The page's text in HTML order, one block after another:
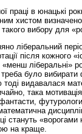
праці в юнацькі
хистом
вибору для
ліберальний
після кожного
ліберальні»
було вибирати
тоді видавалася
така
стануть
на краще.